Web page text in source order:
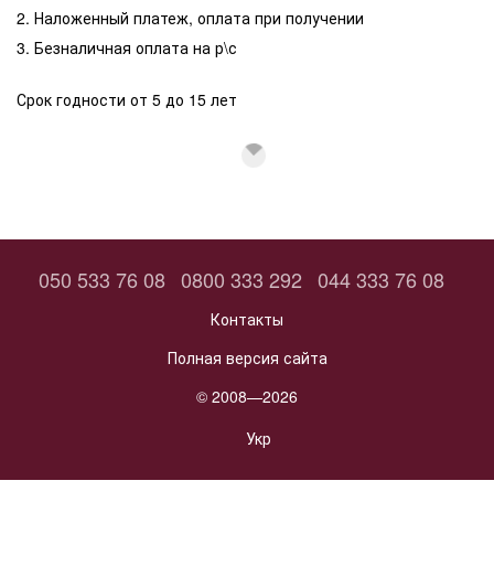
2. Наложенный платеж, оплата при получении
3. Безналичная оплата на р\с
Срок годности от 5 до 15 лет
050 533 76 08 0800 333 292 044 333 76 08
Контакты
Полная версия сайта
© 2008—2026
Укр